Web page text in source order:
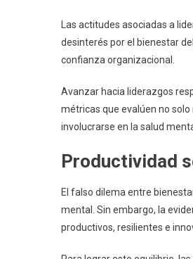
Las actitudes asociadas a
desinterés por el bienestar
confianza organizacional.
Avanzar hacia liderazgos
métricas que evalúen no
involucrarse en la salud
Productividad
El falso dilema entre
mental. Sin embargo, la
productivos, resilientes e